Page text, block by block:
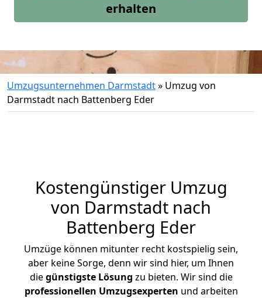
erhalten
Umzugsunternehmen Darmstadt» Umzug von
Darmstadt nach Battenberg Eder
Kostengünstiger Umzug
von Darmstadt nach
Battenberg Eder
Umzüge können mitunter recht kostspielig sein,
aber keine Sorge, denn wir sind hier, um Ihnen
diegünstigste Lösung zu bieten. Wir sind die
professionellen Umzugsexperten und arbeiten